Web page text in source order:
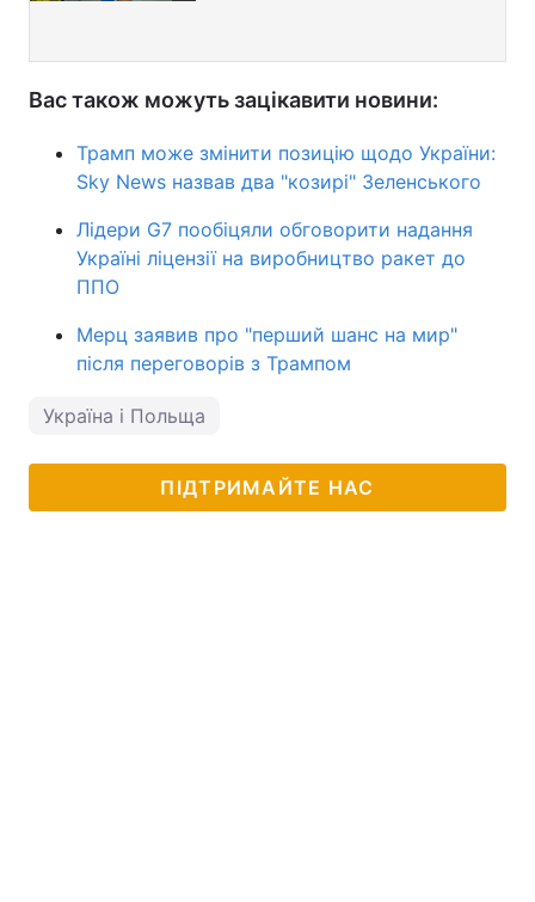
Вас також можуть зацікавити новини:
Трамп може змінити позицію щодо України:
Sky News назвав два "козирі" Зеленського
Лідери G7 пообіцяли обговорити надання
Україні ліцензії на виробництво ракет до
ППО
Мерц заявив про "перший шанс на мир"
після переговорів з Трампом
Україна і Польща
ПІДТРИМАЙТЕ НАС